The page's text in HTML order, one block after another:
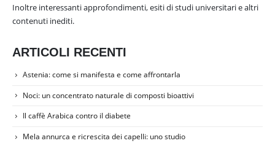
Inoltre interessanti approfondimenti, esiti di studi universitari e altri
contenuti inediti.
ARTICOLI RECENTI
Astenia: come si manifesta e come affrontarla
Noci: un concentrato naturale di composti bioattivi
Il caffè Arabica contro il diabete
Mela annurca e ricrescita dei capelli: uno studio